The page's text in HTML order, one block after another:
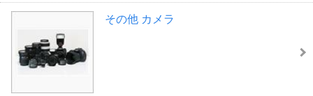
その他 カメラ